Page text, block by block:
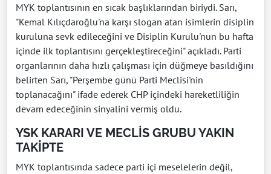
MYK toplantısının en sıcak başlıklarından biriydi. Sarı,
"Kemal Kılıçdaroğlu'na karşı slogan atan isimlerin disiplin
kuruluna sevk edileceğini ve Disiplin Kurulu'nun bu hafta
içinde ilk toplantısını gerçekleştireceğini" açıkladı. Parti
organlarının daha hızlı çalışması için düğmeye basıldığını
belirten Sarı, "Perşembe günü Parti Meclisi'nin
toplanacağını" ifade ederek CHP içindeki hareketliliğin
devam edeceğinin sinyalini vermiş oldu.
YSK KARARI VE MECLİS GRUBU YAKIN
TAKİPTE
MYK toplantısında sadece parti içi meselelerin değil,